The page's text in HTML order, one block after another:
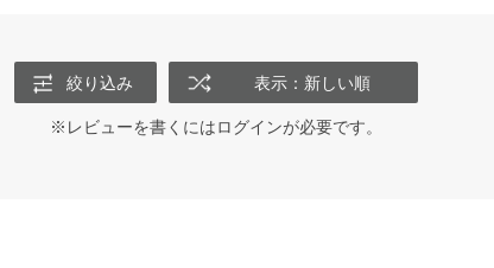
絞り込み 表示：新しい順
※レビューを書くにはログインが必要です。